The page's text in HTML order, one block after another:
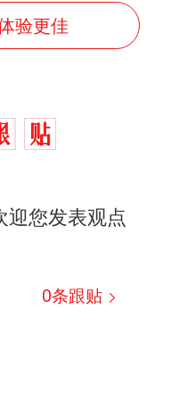
验更佳
迎您发表观点
0条跟贴